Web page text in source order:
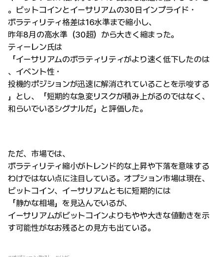
。ビットコインとイーサリアムの30日インプライド・
ボラティリティ格差は16水準まで縮小し、
昨年8月の高水準（30超）から大きく縮まった。
ティーレン氏は
「イーサリアムのボラティリティがより速く低下したのは
、イベント性・
投機的ポジションが迅速に解消されていることを示唆する
」とし、「短期的な急変リスクが積み上がるのではなく、
和らいでいるシグナルだ」と評価した。
ただ、市場では、
ボラティリティ縮小がトレンド的な上昇や下落を意味する
わけではない点に注目している。オプション市場は現在、
ビットコイン、イーサリアムともに短期的には
「静かな相場」を見込んでいるが、
イーサリアムがビットコインよりもやや大きな値動きを示
す可能性がなお残るとの見方も出ている。